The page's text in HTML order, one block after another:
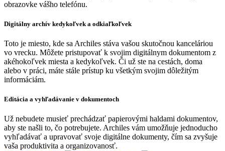
obrazovke vášho telefónu.
Digitálny archív kedykoľvek a odkiaľkoľvek
Toto je miesto, kde sa Archiles stáva vašou skutočnou kanceláriou
vo vrecku. Môžete pristupovať k svojim digitálnym dokumentom z
akéhokoľvek miesta a kedykoľvek. Či už ste na cestách, doma
alebo v práci, máte stále prístup ku všetkým svojim dôležitým
informáciám.
Editácia a vyhľadávanie v dokumentoch
Už nebudete musieť prechádzať papierovými haldami dokumentov,
aby ste našli to, čo potrebujete. Archiles vám umožňuje jednoducho
vyhľadávať a upravovať svoje digitálne dokumenty, čím sa zvyšuje
vaša produktivita a organizovanosť.